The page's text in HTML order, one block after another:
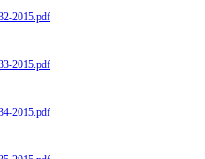
2015.pdf
2015.pdf
2015.pdf